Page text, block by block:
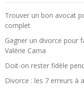
Trouver un bon avocat
complet
Gagner un divorce pour
Valérie Cama
Doit-on rester fidèle
Divorce : les 7 erreurs à